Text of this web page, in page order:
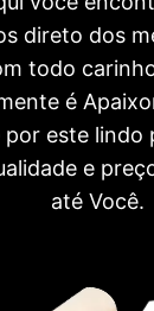
direto dos
todo
é
este lindo
e
até Você.